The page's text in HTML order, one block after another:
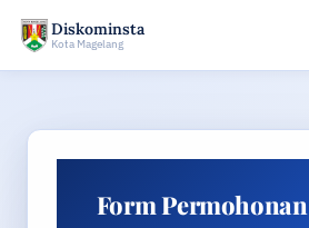
Diskominsta
Kota Magelang
Form Permohonan